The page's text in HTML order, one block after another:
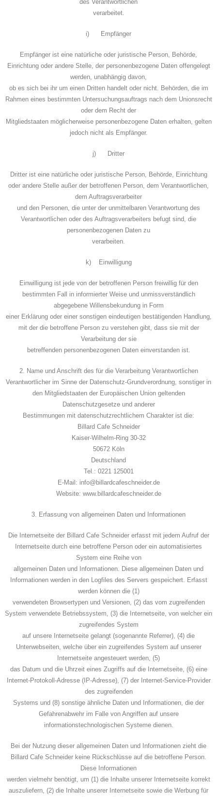
des Verantwortlichen
verarbeitet.
i) Empfänger
Empfänger ist eine natürliche oder juristische Person, Behörde,
Einrichtung oder andere Stelle, der personenbezogene Daten offengelegt
werden, unabhängig davon,
ob es sich bei ihr um einen Dritten handelt oder nicht. Behörden, die im
Rahmen eines bestimmten Untersuchungsauftrags nach dem Unionsrecht
oder dem Recht der
Mitgliedstaaten möglicherweise personenbezogene Daten erhalten, gelten
jedoch nicht als Empfänger.
j) Dritter
Dritter ist eine natürliche oder juristische Person, Behörde, Einrichtung
oder andere Stelle außer der betroffenen Person, dem Verantwortlichen,
dem Auftragsverarbeiter
und den Personen, die unter der unmittelbaren Verantwortung des
Verantwortlichen oder des Auftragsverarbeiters befugt sind, die
personenbezogenen Daten zu
verarbeiten.
k) Einwilligung
Einwilligung ist jede von der betroffenen Person freiwillig für den
bestimmten Fall in informierter Weise und unmissverständlich
abgegebene Willensbekundung in Form
einer Erklärung oder einer sonstigen eindeutigen bestätigenden Handlung,
mit der die betroffene Person zu verstehen gibt, dass sie mit der
Verarbeitung der sie
betreffenden personenbezogenen Daten einverstanden ist.
2. Name und Anschrift des für die Verarbeitung Verantwortlichen
Verantwortlicher im Sinne der Datenschutz-Grundverordnung, sonstiger in
den Mitgliedstaaten der Europäischen Union geltenden
Datenschutzgesetze und anderer
Bestimmungen mit datenschutzrechtlichem Charakter ist die:
Billard Cafe Schneider
Kaiser-Wilhelm-Ring 30-32
50672 Köln
Deutschland
Tel.: 0221 125001
E-Mail: info@billardcafeschneider.de
Website: www.billardcafeschneider.de
3. Erfassung von allgemeinen Daten und Informationen
Die Internetseite der Billard Cafe Schneider erfasst mit jedem Aufruf der
Internetseite durch eine betroffene Person oder ein automatisiertes
System eine Reihe von
allgemeinen Daten und Informationen. Diese allgemeinen Daten und
Informationen werden in den Logfiles des Servers gespeichert. Erfasst
werden können die (1)
verwendeten Browsertypen und Versionen, (2) das vom zugreifenden
System verwendete Betriebssystem, (3) die Internetseite, von welcher ein
zugreifendes System
auf unsere Internetseite gelangt (sogenannte Referrer), (4) die
Unterwebseiten, welche über ein zugreifendes System auf unserer
Internetseite angesteuert werden, (5)
das Datum und die Uhrzeit eines Zugriffs auf die Internetseite, (6) eine
Internet-Protokoll-Adresse (IP-Adresse), (7) der Internet-Service-Provider
des zugreifenden
Systems und (8) sonstige ähnliche Daten und Informationen, die der
Gefahrenabwehr im Falle von Angriffen auf unsere
informationstechnologischen Systeme dienen.
Bei der Nutzung dieser allgemeinen Daten und Informationen zieht die
Billard Cafe Schneider keine Rückschlüsse auf die betroffene Person.
Diese Informationen
werden vielmehr benötigt, um (1) die Inhalte unserer Internetseite korrekt
auszuliefern, (2) die Inhalte unserer Internetseite sowie die Werbung für